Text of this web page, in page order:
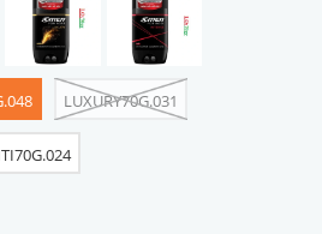
LUXURY70G.031